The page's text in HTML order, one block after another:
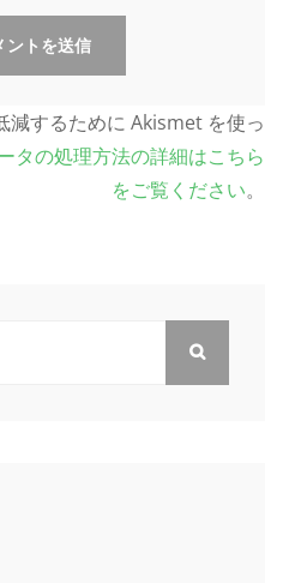
減するために Akismet を使っ
タの処理方法の詳細はこちら
をご覧ください。